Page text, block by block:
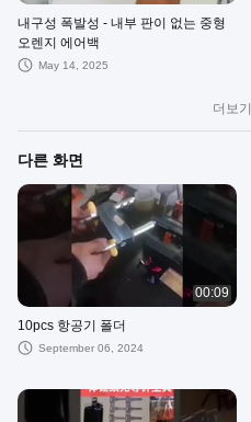
내구성 폭발성 - 내부 판이 없는 중형
오렌지 에어백
May 14, 2025
더보기
다른 화면
00:09
10pcs 항공기 폴더
September 06, 2024